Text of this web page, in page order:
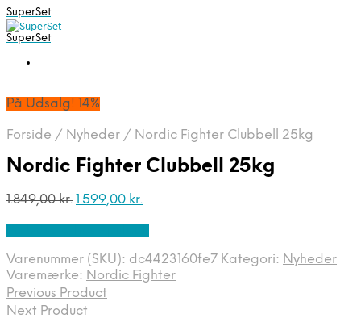
SuperSet
SuperSet
På Udsalg! 14%
Forside / Nyheder / Nordic Fighter Clubbell 25kg
Nordic Fighter Clubbell 25kg
1.849,00kr. Den
1.849,00 kr..
1.599,00 kr.Den
1.599,00 kr..
Varenummer (SKU): dc4423160fe7 Kategori: Nyheder
Varemærke: Nordic Fighter
Previous Product
Next Product